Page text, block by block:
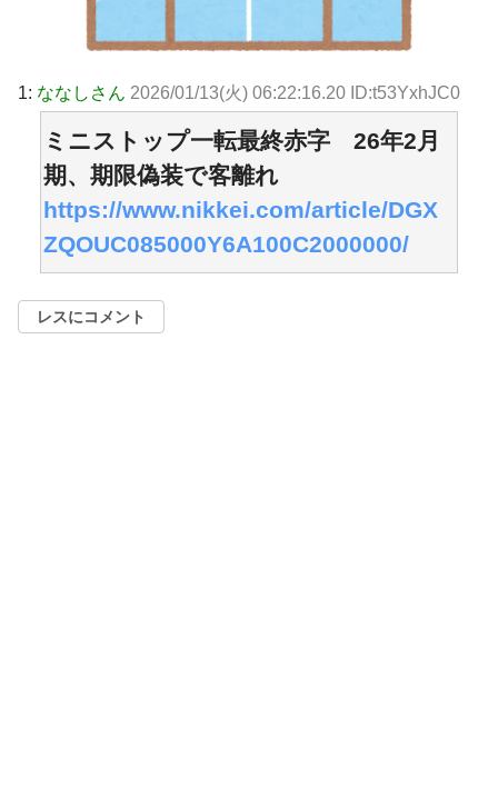
1: ななしさん 2026/01/13(火) 06:22:16.20 ID:t53YxhJC0
ミニストップ一転最終赤字 26年2月
期、期限偽装で客離れ
https://www.nikkei.com/article/DGX
ZQOUC085000Y6A100C2000000/
レスにコメント